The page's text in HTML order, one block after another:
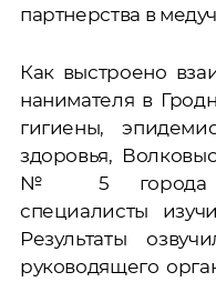
партнерства в
Как выстроено
нанимателя в
гигиены,
здоровья,
№ 5 города
специалисты
Результаты
руководящего